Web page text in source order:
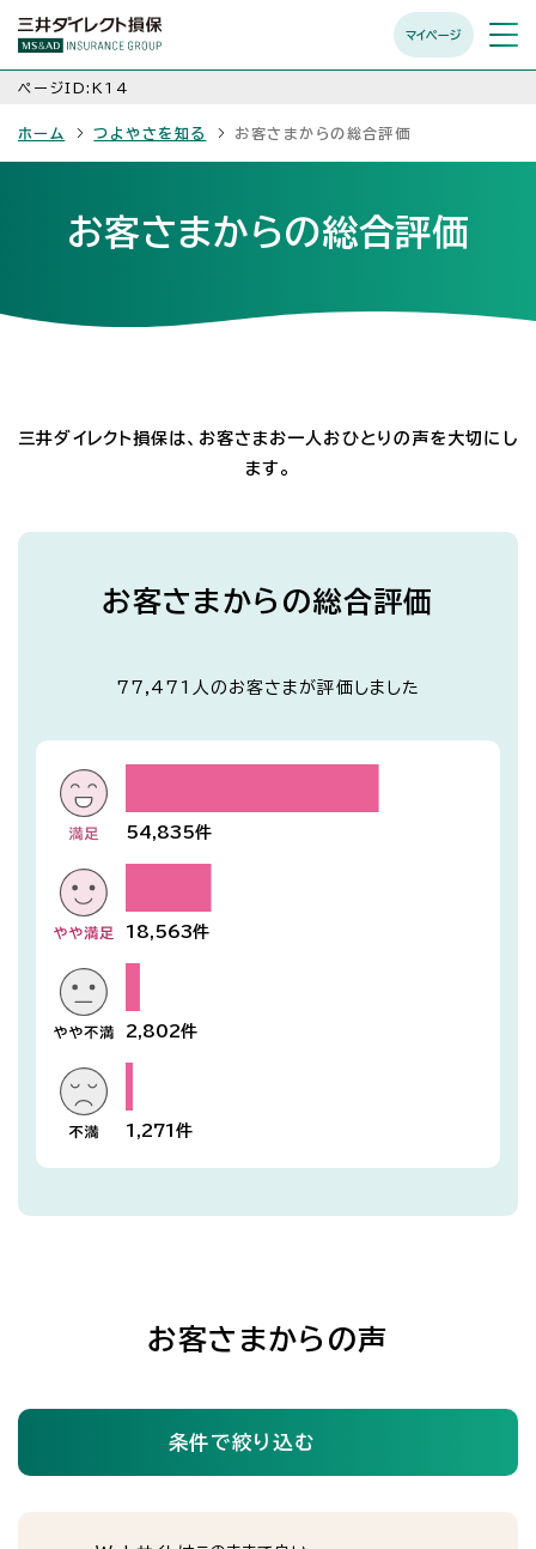
マイページ
メニュ
開く
ページID:K14
ホーム つよやさを知る お客さまからの総合評価
お客さまからの総合評価
三井ダイレクト損保は、お客さまお一人おひとりの声を大切にし
ます。
お客さまからの総合評価
77,471 人のお客さまが評価しました
54,835件
18,563件
2,802件
1,271 件
お客さまからの声
条件で絞り込む